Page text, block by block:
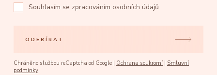
Souhlasím se zpracováním osobních údajů
ODEBÍRAT
Chráněno službou reCaptcha od Google | Ochrana soukromí
Smluvní
podmínky